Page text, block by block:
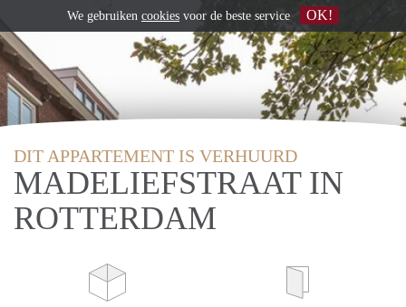
DIT APPARTEMENT IS VERHUURD
MADELIEFSTRAAT IN
ROTTERDAM
We gebruiken cookies voor de beste service OK!